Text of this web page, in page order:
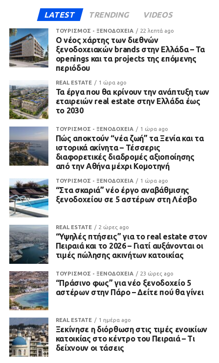
LATEST TRENDING VIDEOS
ΤΟΥΡΙΣΜΟΣ - ΞΕΝΟΔΟΧΕΙΑ 22 λεπτά ago
Ο νέος χάρτης των διεθνών
ξενοδοχειακών brands στην Ελλάδα – Τα
openings και τα projects της επόμενης
περιόδου
REAL ESTATE 1 ώρα ago
Τα έργα που θα κρίνουν την ανάπτυξη των
εταιρειών real estate στην Ελλάδα έως
το 2030
ΤΟΥΡΙΣΜΟΣ - ΞΕΝΟΔΟΧΕΙΑ 1 ώρα ago
Πώς αποκτούν “νέα ζωή” τα Ξενία και τα
ιστορικά ακίνητα – Τέσσερις
διαφορετικές διαδρομές αξιοποίησης
από την Αθήνα μέχρι Κομοτηνή
ΤΟΥΡΙΣΜΟΣ - ΞΕΝΟΔΟΧΕΙΑ 1 ώρα ago
“Στα σκαριά” νέο έργο αναβάθμισης
ξενοδοχείου σε 5 αστέρων στη Λέσβο
REAL ESTATE 2 ώρες ago
“Υψηλές πτήσεις” για το real estate στον
Πειραιά και το 2026 – Γιατί αυξάνονται οι
τιμές πώλησης ακινήτων κατοικίας
ΤΟΥΡΙΣΜΟΣ - ΞΕΝΟΔΟΧΕΙΑ 23 ώρες ago
“Πράσινο φως” για νέο ξενοδοχείο 5
αστέρων στην Πάρο – Δείτε πού θα γίνει
REAL ESTATE 1 ημέρα ago
Ξεκίνησε η διόρθωση στις τιμές ενοικίων
κατοικίας στο κέντρο του Πειραιά – Τι
δείχνουν οι τάσεις